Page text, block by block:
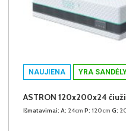
NAUJIENA YRA
ASTRON 120x200x24
Išmatavimai: A: 24cm P: 120cm G: